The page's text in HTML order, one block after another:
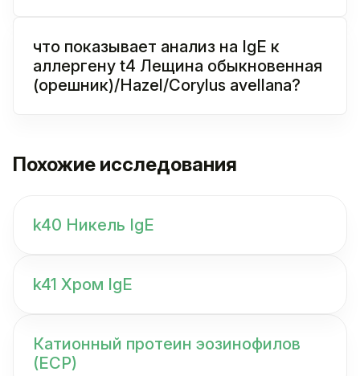
что показывает анализ на IgE к
аллергену t4 Лещина обыкновенная
(орешник)/Hazel/Corylus avellana?
Похожие исследования
k40 Никель IgE
k41 Хром IgE
Катионный протеин эозинофилов
(ECP)